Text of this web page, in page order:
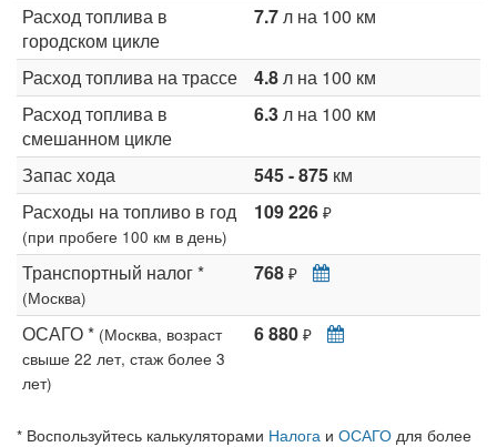
Расход топлива в
городском цикле
7.7л на 100 км
Расход топлива на трассе 4.8л на 100 км
Расход топлива в
смешанном цикле
6.3л на 100 км
Запас хода 545 - 875 км
Расходы на топливо в год
(при пробеге 100 км в день)
109 226 ₽
Транспортный налог *
(Москва)
768 ₽
ОСАГО * (Москва, возраст
свыше 22 лет, стаж более 3
лет)
6 880 ₽
* Воспользуйтесь калькуляторами Налога и ОСАГО для более